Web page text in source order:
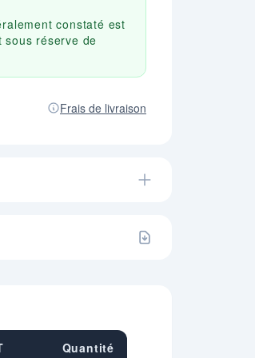
constaté est
réserve de
Frais de livraison
Quantité